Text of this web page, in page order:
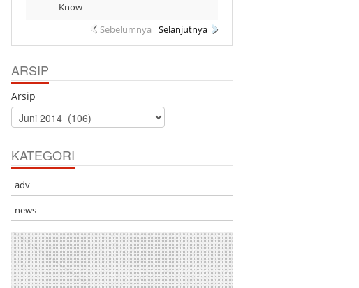
Know
Sebelumnya
Selanjutnya
ARSIP
Arsip
KATEGORI
adv
news